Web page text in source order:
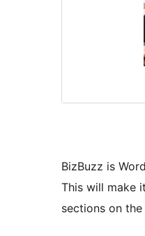
BizBuzz is
This will make
sections on